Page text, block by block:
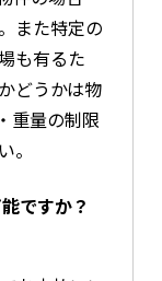
また特定の
も有るた
どうかは物
重量の制限
。
ですか？